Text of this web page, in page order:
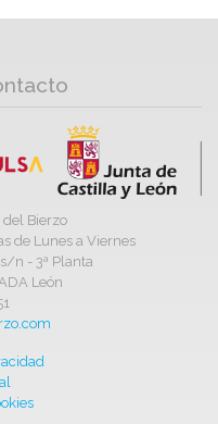
del Bierzo
de Lunes a Viernes
n - 3ª Planta
León